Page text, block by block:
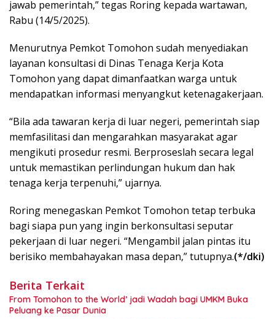
jawab pemerintah,” tegas Roring kepada wartawan,
Rabu (14/5/2025).
Menurutnya Pemkot Tomohon sudah menyediakan
layanan konsultasi di Dinas Tenaga Kerja Kota
Tomohon yang dapat dimanfaatkan warga untuk
mendapatkan informasi menyangkut ketenagakerjaan.
“Bila ada tawaran kerja di luar negeri, pemerintah siap
memfasilitasi dan mengarahkan masyarakat agar
mengikuti prosedur resmi. Berproseslah secara legal
untuk memastikan perlindungan hukum dan hak
tenaga kerja terpenuhi,” ujarnya.
Roring menegaskan Pemkot Tomohon tetap terbuka
bagi siapa pun yang ingin berkonsultasi seputar
pekerjaan di luar negeri. “Mengambil jalan pintas itu
berisiko membahayakan masa depan,” tutupnya.(*/dki)
Berita Terkait
From Tomohon to the World’ jadi Wadah bagi UMKM Buka
Peluang ke Pasar Dunia